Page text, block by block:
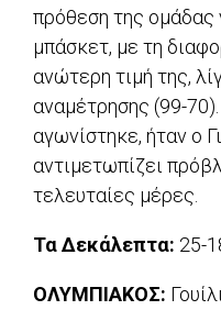
πρόθεση της ομάδας
μπάσκετ, με τη
ανώτερη τιμή της,
αναμέτρησης (99-
αγωνίστηκε, ήταν ο
αντιμετωπίζει
τελευταίες μέρες.
Τα Δεκάλεπτα: 25-
ΟΛΥΜΠΙΑΚΟΣ: